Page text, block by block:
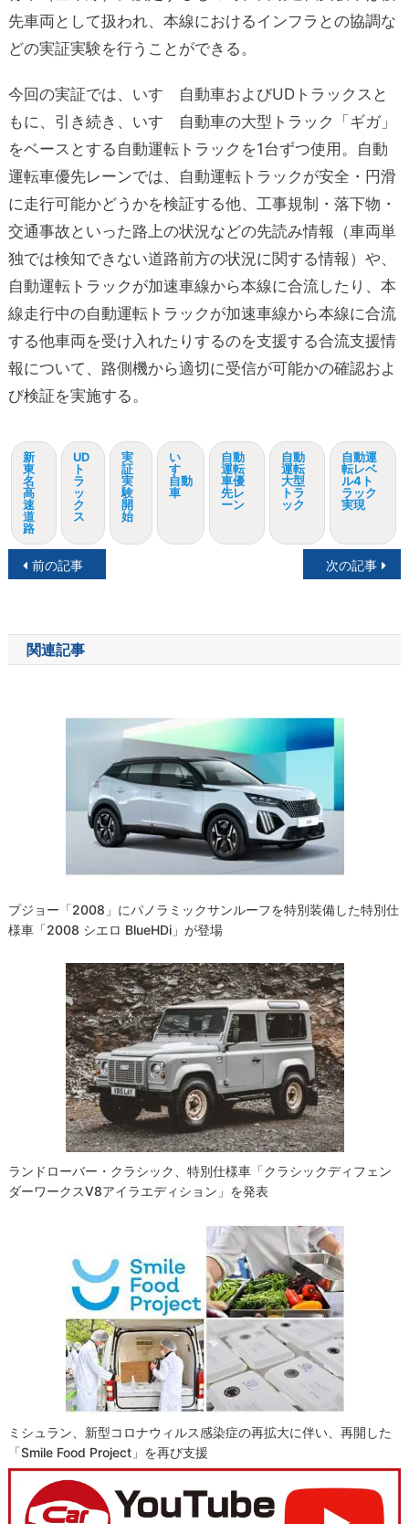
先車両として扱われ、本線におけるインフラとの協調な
どの実証実験を行うことができる。
今回の実証では、いすゞ自動車およびUDトラックスと
もに、引き続き、いすゞ自動車の大型トラック「ギガ」
をベースとする自動運転トラックを1台ずつ使用。自動
運転車優先レーンでは、自動運転トラックが安全・円滑
に走行可能かどうかを検証する他、工事規制・落下物・
交通事故といった路上の状況などの先読み情報（車両単
独では検知できない道路前方の状況に関する情報）や、
自動運転トラックが加速車線から本線に合流したり、本
線走行中の自動運転トラックが加速車線から本線に合流
する他車両を受け入れたりするのを支援する合流支援情
報について、路側機から適切に受信が可能かの確認およ
び検証を実施する。
新
東
名
高
速
道
路
UD
ト
ラ
ッ
ク
ス
実
証
実
験
開
始
い
すゞ
自動
車
自動
運転
車優
先レ
ーン
自動
運転
大型
トラ
ック
自動運
転レベ
ル4ト
ラック
実現
投
ナ
ビ
前の記事 次の記事
関連記事
プジョー「2008」にパノラミックサンルーフを特別装備した特別仕
様車「2008 シエロ BlueHDi」が登場
ランドローバー・クラシック、特別仕様車「クラシックディフェン
ダーワークスV8アイラエディション」を発表
ミシュラン、新型コロナウィルス感染症の再拡大に伴い、再開した
「Smile Food Project」を再び支援